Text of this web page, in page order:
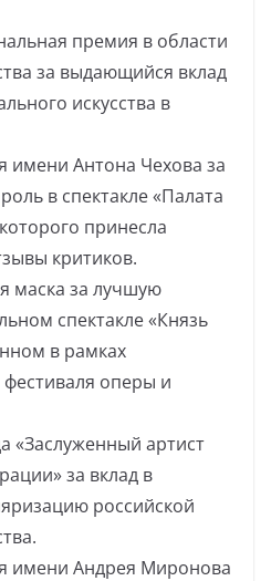
премия в области
за выдающийся вклад
искусства в
имени Антона Чехова за
в спектакле «Палата
принесла
критиков.
маска за лучшую
спектакле «Князь
в рамках
оперы и
«Заслуженный артист
за вклад в
российской
имени Андрея Миронова